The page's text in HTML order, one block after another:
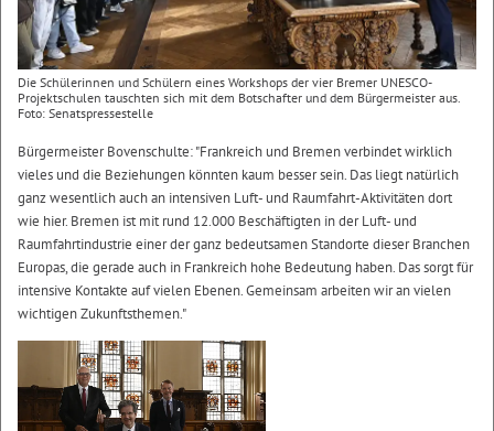
Die Schülerinnen und Schülern eines Workshops der vier Bremer UNESCO-
Projektschulen tauschten sich mit dem Botschafter und dem Bürgermeister aus.
Foto: Senatspressestelle
Bürgermeister Bovenschulte: "Frankreich und Bremen verbindet wirklich
vieles und die Beziehungen könnten kaum besser sein. Das liegt natürlich
ganz wesentlich auch an intensiven Luft- und Raumfahrt-Aktivitäten dort
wie hier. Bremen ist mit rund 12.000 Beschäftigten in der Luft- und
Raumfahrtindustrie einer der ganz bedeutsamen Standorte dieser Branchen
Europas, die gerade auch in Frankreich hohe Bedeutung haben. Das sorgt für
intensive Kontakte auf vielen Ebenen. Gemeinsam arbeiten wir an vielen
wichtigen Zukunftsthemen."